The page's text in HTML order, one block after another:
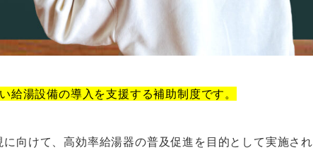
湯設備の導入を支援する補助制度です。
向けて、高効率給湯器の普及促進を目的として実施され